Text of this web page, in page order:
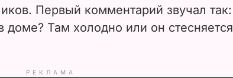
Первый комментарий звучал так:
доме? Там холодно или он стесняется
РЕКЛАМА